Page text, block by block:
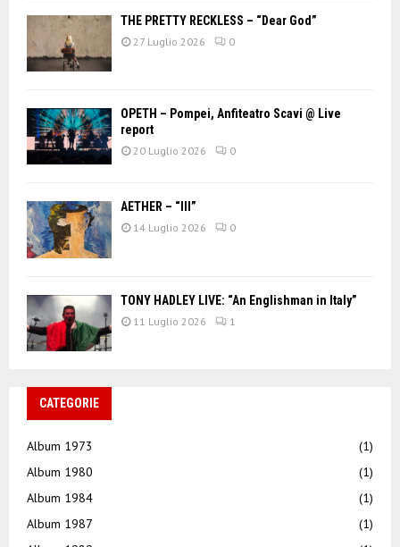
THE PRETTY RECKLESS – “Dear God”
27 Luglio 2026 0
OPETH – Pompei, Anfiteatro Scavi @ Live
report
20 Luglio 2026 0
AETHER – “III”
14 Luglio 2026 0
TONY HADLEY LIVE: “An Englishman in Italy”
11 Luglio 2026 1
CATEGORIE
Album 1973
(1)
Album 1980
(1)
Album 1984
(1)
Album 1987
(1)